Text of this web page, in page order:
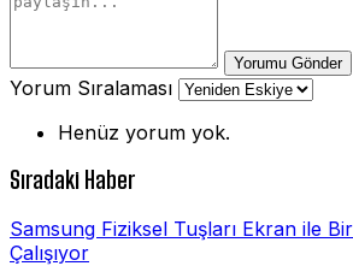
Yorumu Gönder
Yorum Sıralaması
Henüz yorum yok.
Sıradaki Haber
Samsung Fiziksel Tuşları Ekran ile
Çalışıyor